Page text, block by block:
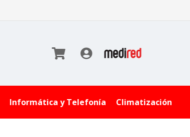
Informática y Telefonía Climatización